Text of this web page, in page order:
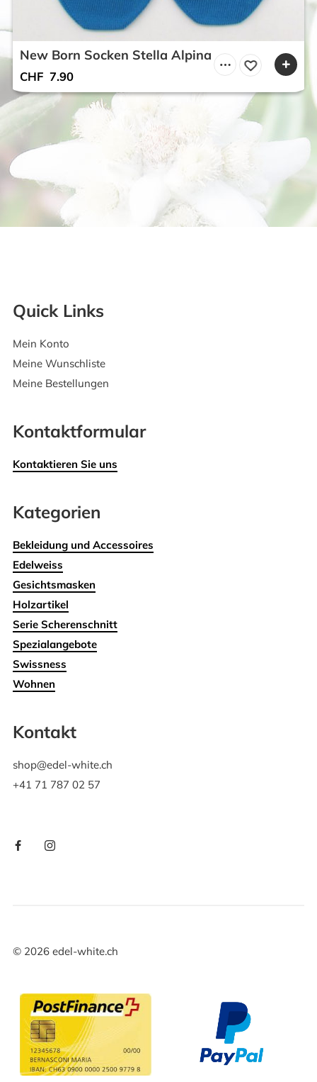
New Born Socken Stella Alpina
CHF 7.90
Quick Links
Mein Konto
Meine Wunschliste
Meine Bestellungen
Kontaktformular
Kontaktieren Sie uns
Kategorien
Bekleidung und Accessoires
Edelweiss
Gesichtsmasken
Holzartikel
Serie Scherenschnitt
Spezialangebote
Swissness
Wohnen
Kontakt
shop@edel-white.ch
+41 71 787 02 57
© 2026edel-white.ch